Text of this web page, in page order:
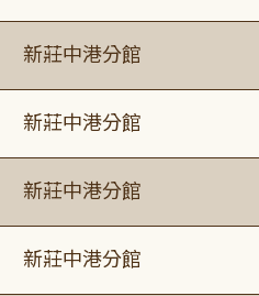
新莊中港分館
新莊中港分館
新莊中港分館
新莊中港分館